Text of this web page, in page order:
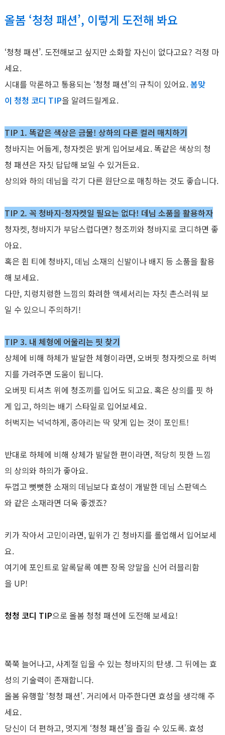
올봄 ‘청청 패션’, 이렇게 도전해 봐요
‘청청 패션’. 도전해보고 싶지만 소화할 자신이 없다고요? 걱정 마
세요.
시대를 막론하고 통용되는 ‘청청 패션’의 규칙이 있어요.봄맞
이 청청 코디 TIP을 알려드릴게요.
TIP 1. 똑같은 색상은 금물! 상하의 다른 컬러 매치하기
청바지는 어둡게, 청자켓은 밝게 입어보세요. 똑같은 색상의 청
청 패션은 자칫 답답해 보일 수 있거든요.
상의와 하의 데님을 각기 다른 원단으로 매칭하는 것도 좋습니다.
TIP 2. 꼭 청바지-청자켓일 필요는 없다! 데님 소품을 활용하자
청자켓, 청바지가 부담스럽다면? 청조끼와 청바지로 코디하면 좋
아요.
혹은 흰 티에 청바지, 데님 소재의 신발이나 배지 등 소품을 활용
해 보세요.
다만, 치렁치렁한 느낌의 화려한 액세서리는 자칫 촌스러워 보
일 수 있으니 주의하기!
TIP 3. 내 체형에 어울리는 핏 찾기
상체에 비해 하체가 발달한 체형이라면, 오버핏 청자켓으로 허벅
지를 가려주면 도움이 됩니다.
오버핏 티셔츠 위에 청조끼를 입어도 되고요. 혹은 상의를 핏 하
게 입고, 하의는 배기 스타일로 입어보세요.
허벅지는 넉넉하게, 종아리는 딱 맞게 입는 것이 포인트!
반대로 하체에 비해 상체가 발달한 편이라면, 적당히 핏한 느낌
의 상의와 하의가 좋아요.
두껍고 뻣뻣한 소재의 데님보다 효성이 개발한 데님 스판덱스
와 같은 소재라면 더욱 좋겠죠?
키가 작아서 고민이라면, 밑위가 긴 청바지를 롤업해서 입어보세
요.
여기에 포인트로 알록달록 예쁜 장목 양말을 신어 러블리함
을 UP!
청청 코디 TIP으로 올봄 청청 패션에 도전해 보세요!
쭉쭉 늘어나고, 사계절 입을 수 있는 청바지의 탄생. 그 뒤에는 효
성의 기술력이 존재합니다.
올봄 유행할 ‘청청 패션’. 거리에서 마주한다면 효성을 생각해 주
세요.
당신이 더 편하고, 멋지게 ‘청청 패션’을 즐길 수 있도록. 효성